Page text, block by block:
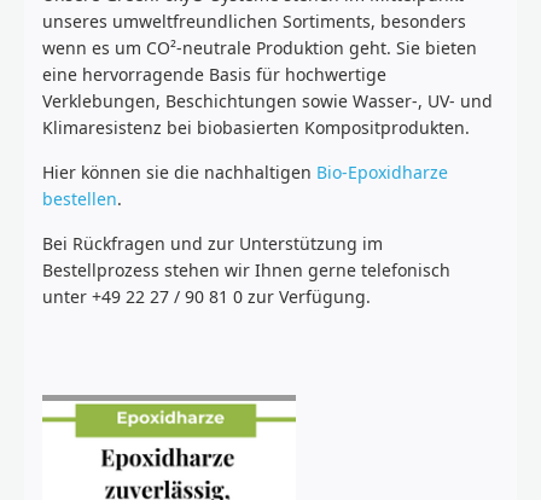
unseres umweltfreundlichen Sortiments, besonders
wenn es um CO²-neutrale Produktion geht. Sie bieten
eine hervorragende Basis für hochwertige
Verklebungen, Beschichtungen sowie Wasser-, UV- und
Klimaresistenz bei biobasierten Kompositprodukten.
Hier können sie die nachhaltigen Bio-Epoxidharze
bestellen.
Bei Rückfragen und zur Unterstützung im
Bestellprozess stehen wir Ihnen gerne telefonisch
unter +49 22 27 / 90 81 0 zur Verfügung.